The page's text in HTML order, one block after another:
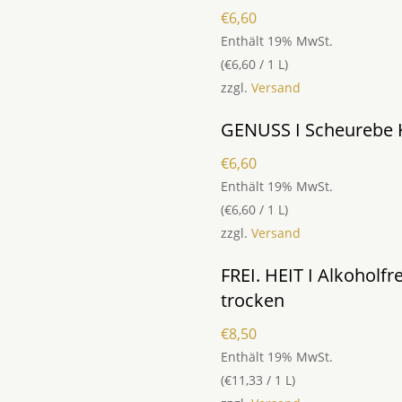
€6,60
Enthält 19% MwSt.
(€6,60 / 1 L)
zzgl. Versand
GENUSS I
€6,60
Enthält 19% MwSt.
(€6,60 / 1 L)
zzgl. Versand
FREI. HEIT I
trocken
€8,50
Enthält 19% MwSt.
(€11,33 / 1 L)